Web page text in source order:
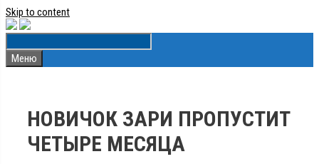
Skip to content
Меню
НОВИЧОК ЗАРИ ПРОПУСТИТ
ЧЕТЫРЕ МЕСЯЦА